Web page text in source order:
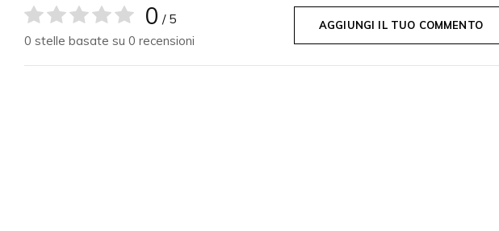
0 / 5
0 stelle basate su 0 recensioni
AGGIUNGI IL TUO COMMENTO